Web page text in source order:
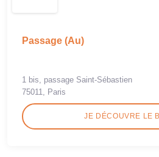
Passage (Au)
1 bis, passage Saint-Sébastien
75011, Paris
JE DÉCOUVRE LE